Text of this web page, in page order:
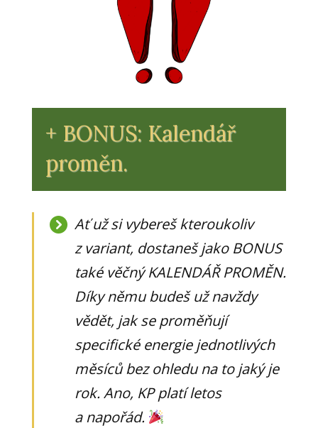
+ BONUS: Kalendář
proměn.
Ať už si vybereš kteroukoliv
z variant, dostaneš jako BONUS
také věčný KALENDÁŘ PROMĚN.
Díky němu budeš už navždy
vědět, jak se proměňují
specifické energie jednotlivých
měsíců bez ohledu na to jaký je
rok. Ano, KP platí letos
a napořád.